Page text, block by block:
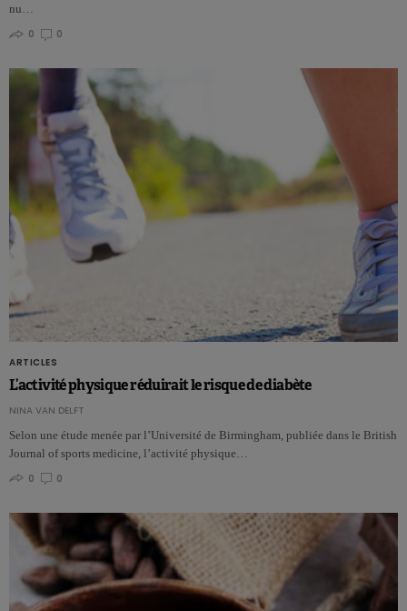
nu…
0
0
ARTICLES
L’activité physique réduirait le risque de diabète
NINA VAN DELFT
Selon une étude menée par l’Université de Birmingham, publiée dans le British
Journal of sports medicine, l’activité physique…
0
0